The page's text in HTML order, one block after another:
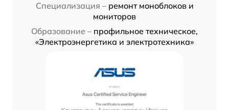
Специализация – ремонт моноблоков и
мониторов
Образование – профильное техническое,
«Электроэнергетика и электротехника»